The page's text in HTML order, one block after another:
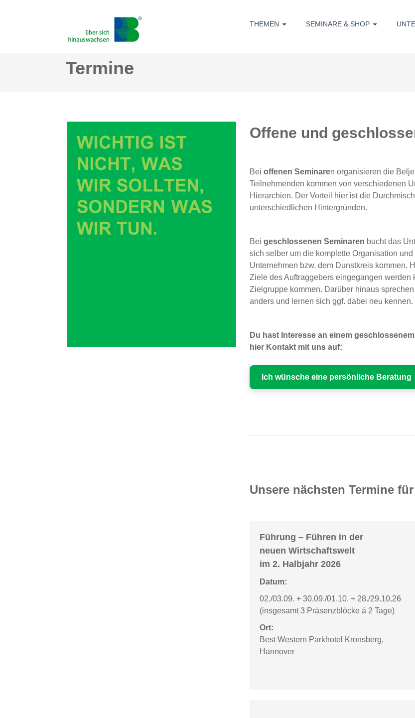
THEMEN SEMINARE & SHOP
Termine
Offene und
Beioffenen Seminaren organisieren die
Teilnehmenden kommen von verschiedenen
Hierarchien. Der Vorteil hier ist die
unterschiedlichen Hintergründen.
Beigeschlossenen Seminaren bucht das
sich selber um die komplette Organisation
Unternehmen bzw. dem Dunstkreis kommen.
Ziele des Auftraggebers eingegangen
Zielgruppe kommen. Darüber hinaus
anders und lernen sich ggf. dabei neu kennen.
Du hast Interesse an einem
hier Kontakt mit uns auf:
Ich wünsche eine persönliche Beratung
Unsere nächsten Termine
Führung – Führen in der
neuen Wirtschaftswelt
im 2. Halbjahr 2026
Datum:
02./03.09. + 30.09./01.10. + 28./29.10.26
(insgesamt 3 Präsenzblöcke á 2 Tage)
Ort:
Best Western Parkhotel Kronsberg,
Hannover